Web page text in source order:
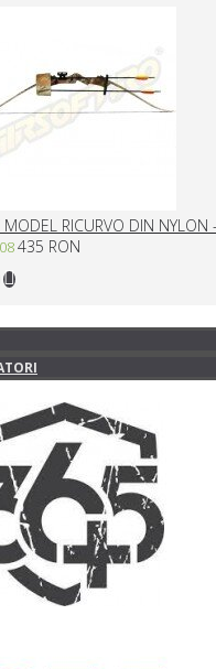
MODEL RICURVO DIN NYLON
435 RON